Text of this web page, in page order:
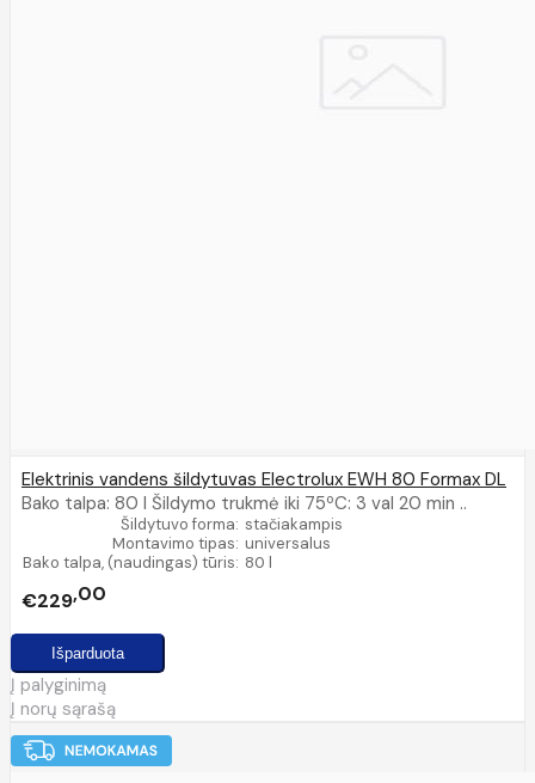
Elektrinis vandens šildytuvas Electrolux EWH 80 Formax DL
Bako talpa: 80 l Šildymo trukmė iki 75ºC: 3 val 20 min ..
Šildytuvo forma: stačiakampis
Montavimo tipas: universalus
Bako talpa, (naudingas) tūris: 80 l
€229 00
Į palyginimą
Į norų sąrašą